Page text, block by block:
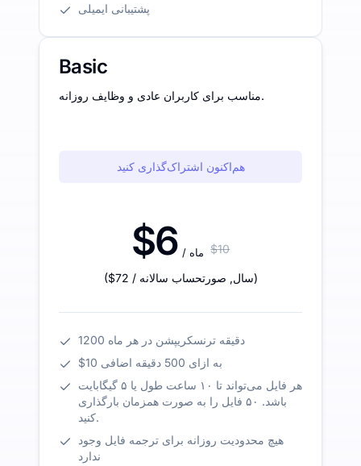
پشتیبانی ایمیلی
Basic
مناسب برای کاربران عادی و وظایف روزانه.
هم‌اکنون اشتراک‌گذاری کنید
$6 / ماه $10
($72 / سال, صورتحساب سالانه )
1200 دقیقه ترنسکریپشن در هر ماه
$10 به ازای 500 دقیقه اضافی
هر فایل می‌تواند تا ۱۰ ساعت طول یا ۵ گیگابایت
باشد. ۵۰ فایل را به صورت همزمان بارگذاری
کنید.
هیچ محدودیت روزانه برای ترجمه فایل وجود
ندارد